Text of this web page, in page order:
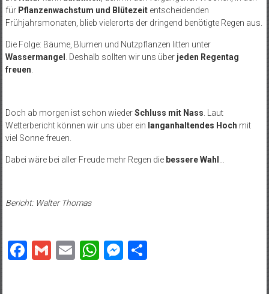
für Pflanzenwachstum und Blütezeitentscheidenden
Frühjahrsmonaten, blieb vielerorts der dringend benötigte Regen aus.
Die Folge: Bäume, Blumen und Nutzpflanzen litten unter
Wassermangel
. Deshalb sollten wir uns über jeden Regentag
freuen
Doch ab morgen ist schon wiederSchluss mit Nass . Laut
Wetterbericht können wir uns über ein langanhaltendes Hoch mit
viel Sonne freuen.
Dabei wäre bei aller Freude mehr Regen die bessere Wahl
Bericht: Walter Thomas
Facebook
Gmail
EmailWhatsApp
Messenger
Teilen